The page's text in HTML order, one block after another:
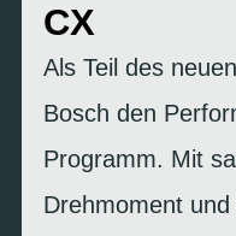
CX
Als Teil des
Bosch den
Programm. Mit
Drehmoment